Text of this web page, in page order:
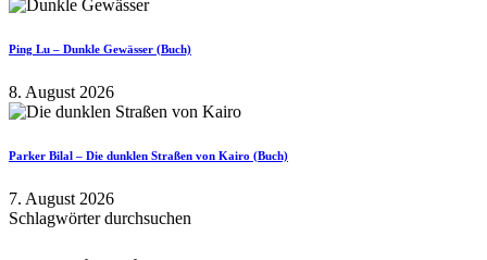
Ping Lu – Dunkle Gewässer (Buch)
8. August 2026
Parker Bilal – Die dunklen Straßen von Kairo (Buch)
7. August 2026
Schlagwörter durchsuchen